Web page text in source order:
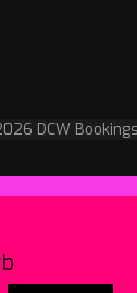
DCW